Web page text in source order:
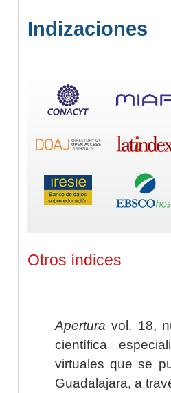
Indizaciones
Otros índices
Apertura vol. 18,
científica
virtuales que se
Guadalajara, a